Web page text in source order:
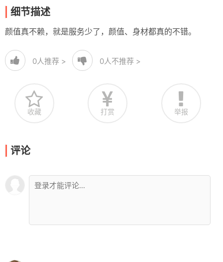
细节描述
颜值真不赖，就是服务少了，颜值、身材都真的不错。
0人推荐 > 0人不推荐 >
收藏 打赏 举报
评论